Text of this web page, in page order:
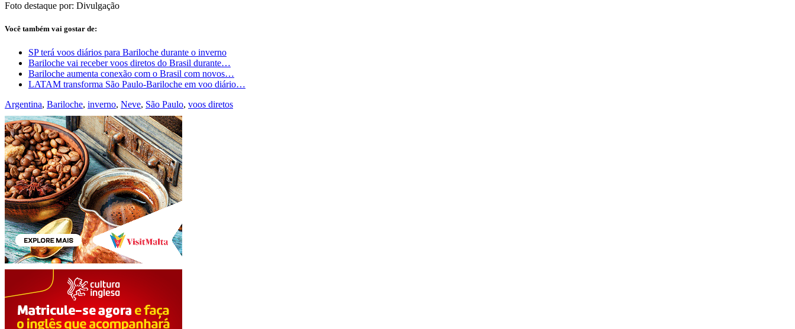
Foto destaque por: Divulgação
Você também vai gostar de:
SP terá voos diários para Bariloche durante o inverno
Bariloche vai receber voos diretos do Brasil durante…
Bariloche aumenta conexão com o Brasil com novos…
LATAM transforma São Paulo-Bariloche em voo diário…
Argentina, Bariloche, inverno, Neve, São Paulo, voos diretos